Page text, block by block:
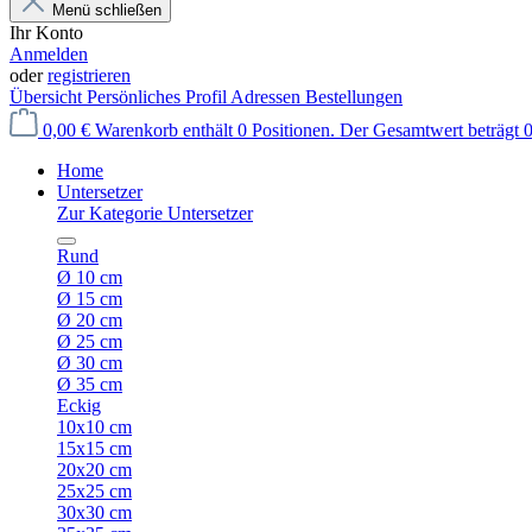
Menü schließen
Ihr Konto
Anmelden
oderregistrieren
Übersicht Persönliches Profil Adressen Bestellungen
0,00 € Warenkorb enthält 0 Positionen. Der Gesamtwert beträgt
Home
Untersetzer
Zur Kategorie Untersetzer
Rund
Ø 10 cm
Ø 15 cm
Ø 20 cm
Ø 25 cm
Ø 30 cm
Ø 35 cm
Eckig
10x10 cm
15x15 cm
20x20 cm
25x25 cm
30x30 cm